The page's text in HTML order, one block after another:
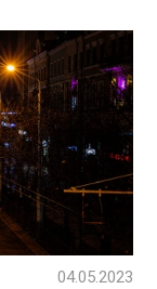
04.05.2023